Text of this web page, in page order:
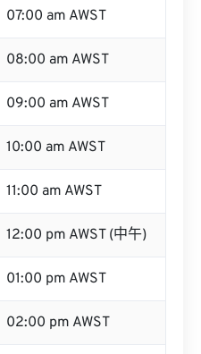
07:00 am AWST
08:00 am AWST
09:00 am AWST
10:00 am AWST
11:00 am AWST
12:00 pm AWST (中午)
01:00 pm AWST
02:00 pm AWST